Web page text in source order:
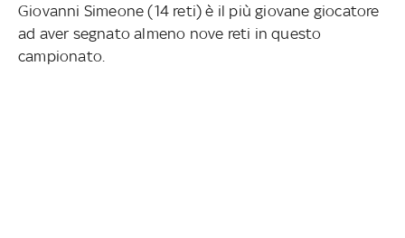
Giovanni Simeone (14 reti) è il più giovane giocatore
ad aver segnato almeno nove reti in questo
campionato.